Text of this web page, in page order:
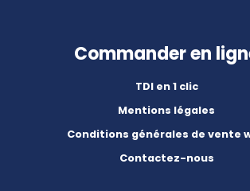
Commander en
TDI en 1 clic
Mentions légales
Conditions générales de vente
Contactez-nous